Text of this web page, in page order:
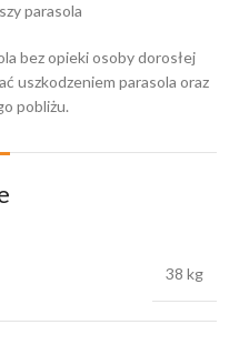
parasola
bez opieki osoby dorosłej
uszkodzeniem parasola oraz
pobliżu.
38 kg